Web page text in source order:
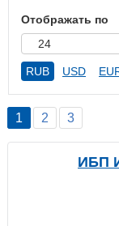
Отображать по
24
RUB USD
1 2 3
ИБП